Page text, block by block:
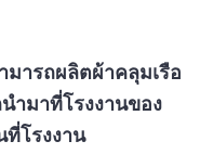
มารถผลิตผ้าคลุมเรือ
ำมาที่โรงงานของ
ที่โรงงาน